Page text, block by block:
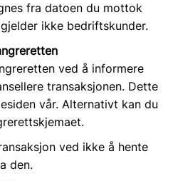
fra datoen du mottok
ikke bedriftskunder.
ved å informere
transaksjonen. Dette
vår. Alternativt kan du
ved ikke å hente
den.